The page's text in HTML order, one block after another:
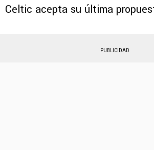
Celtic acepta su última
PUBLICIDAD